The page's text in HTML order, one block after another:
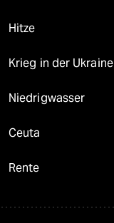
Hitze
Krieg in der Ukraine
Niedrigwasser
Ceuta
Rente